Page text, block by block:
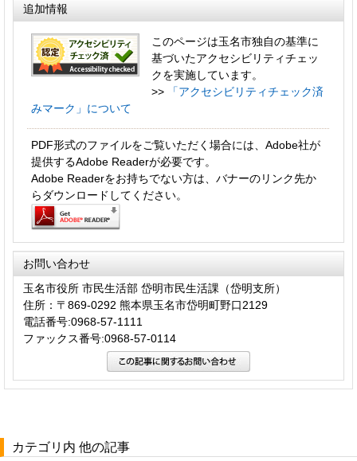
追加情報
このページは玉名市独自の基準に
基づいたアクセシビリティチェッ
クを実施しています。
>>
「アクセシビリティチェック済
みマーク」について
PDF形式のファイルをご覧いただく場合には、Adobe社が
提供するAdobe Readerが必要です。
Adobe Readerをお持ちでない方は、バナーのリンク先か
らダウンロードしてください。
お問い合わせ
玉名市役所 市民生活部 岱明市民生活課（岱明支所）
住所：〒869-0292 熊本県玉名市岱明町野口2129
電話番号:0968-57-1111
ファックス番号:0968-57-0114
カテゴリ内 他の記事